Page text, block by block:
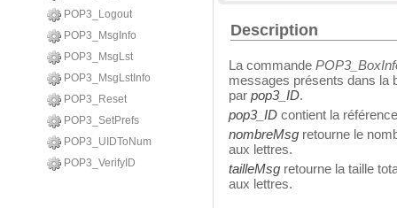
POP3_Logout
POP3_MsgInfo
POP3_MsgLst
POP3_MsgLstInfo
POP3_Reset
POP3_SetPrefs
POP3_UIDToNum
POP3_VerifyID
Description
La commande
messages présents dans la
par pop3_ID.
pop3_ID contient la
nombreMsg retourne le
aux lettres.
tailleMsg retourne la taille
aux lettres.